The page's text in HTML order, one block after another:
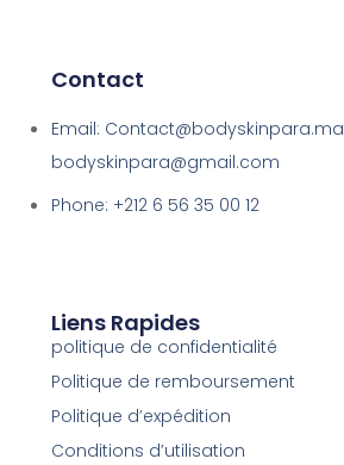
Contact
Email: Contact@bodyskinpara.ma
bodyskinpara@gmail.com
Phone: +212 6 56 35 00 12
Liens Rapides
politique de confidentialité
Politique de remboursement
Politique d’expédition
Conditions d’utilisation